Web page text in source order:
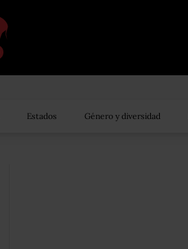
Estados Género y diversidad